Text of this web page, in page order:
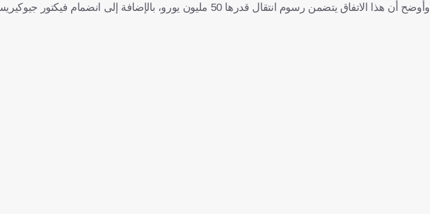
وأوضح أن هذا الاتفاق يتضمن رسوم انتقال قدرها 50 مليون يورو، بالإضافة إلى انضمام فيكتور جيوكيريس مهاجم الجانرز إلى الأتلتي.